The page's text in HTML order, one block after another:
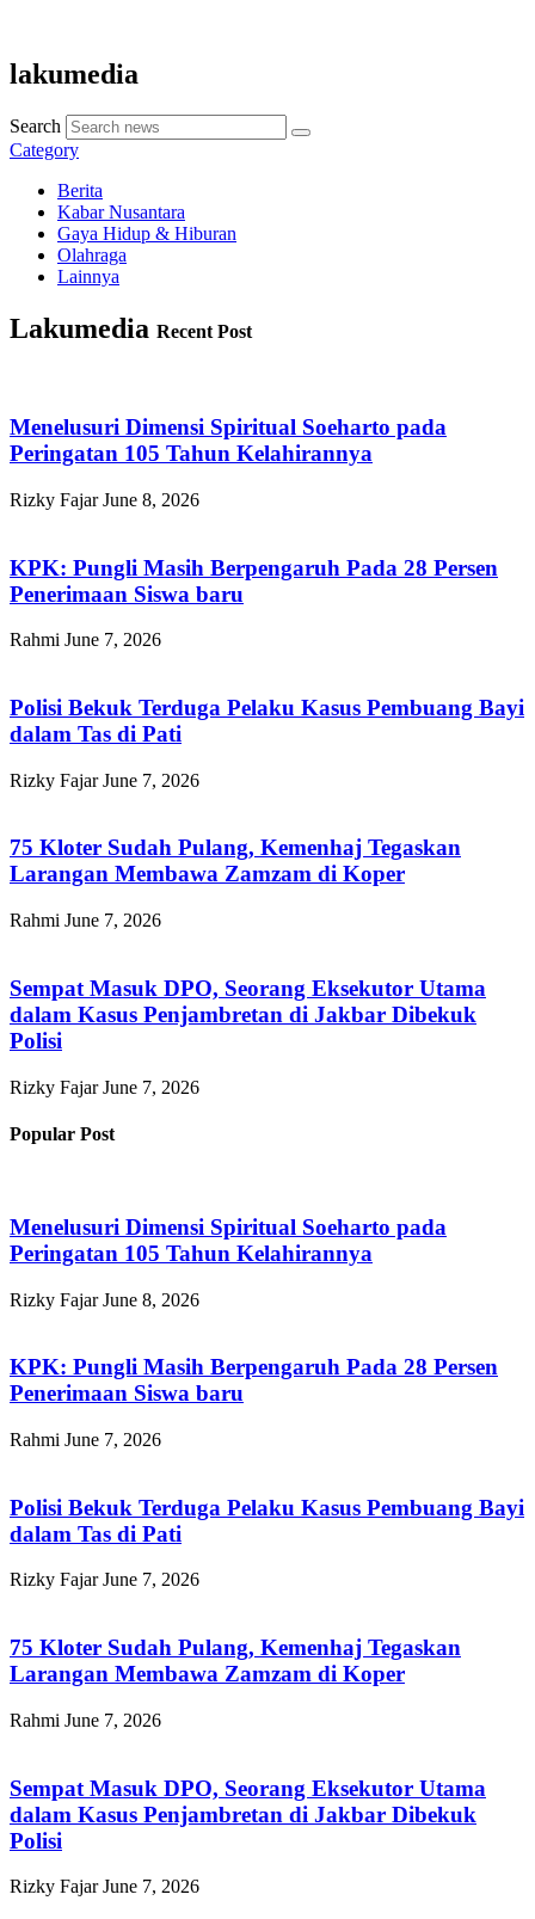
lakumedia
Search
Category
Berita
Kabar Nusantara
Gaya Hidup & Hiburan
Olahraga
Lainnya
Lakumedia Recent Post
Menelusuri Dimensi Spiritual Soeharto pada
Peringatan 105 Tahun Kelahirannya
Rizky FajarJune 8, 2026
KPK: Pungli Masih Berpengaruh Pada 28 Persen
Penerimaan Siswa baru
Rahmi June 7, 2026
Polisi Bekuk Terduga Pelaku Kasus Pembuang Bayi
dalam Tas di Pati
Rizky FajarJune 7, 2026
75 Kloter Sudah Pulang, Kemenhaj Tegaskan
Larangan Membawa Zamzam di Koper
Rahmi June 7, 2026
Sempat Masuk DPO, Seorang Eksekutor Utama
dalam Kasus Penjambretan di Jakbar Dibekuk
Polisi
Rizky FajarJune 7, 2026
Popular Post
Menelusuri Dimensi Spiritual Soeharto pada
Peringatan 105 Tahun Kelahirannya
Rizky FajarJune 8, 2026
KPK: Pungli Masih Berpengaruh Pada 28 Persen
Penerimaan Siswa baru
Rahmi June 7, 2026
Polisi Bekuk Terduga Pelaku Kasus Pembuang Bayi
dalam Tas di Pati
Rizky FajarJune 7, 2026
75 Kloter Sudah Pulang, Kemenhaj Tegaskan
Larangan Membawa Zamzam di Koper
Rahmi June 7, 2026
Sempat Masuk DPO, Seorang Eksekutor Utama
dalam Kasus Penjambretan di Jakbar Dibekuk
Polisi
Rizky FajarJune 7, 2026